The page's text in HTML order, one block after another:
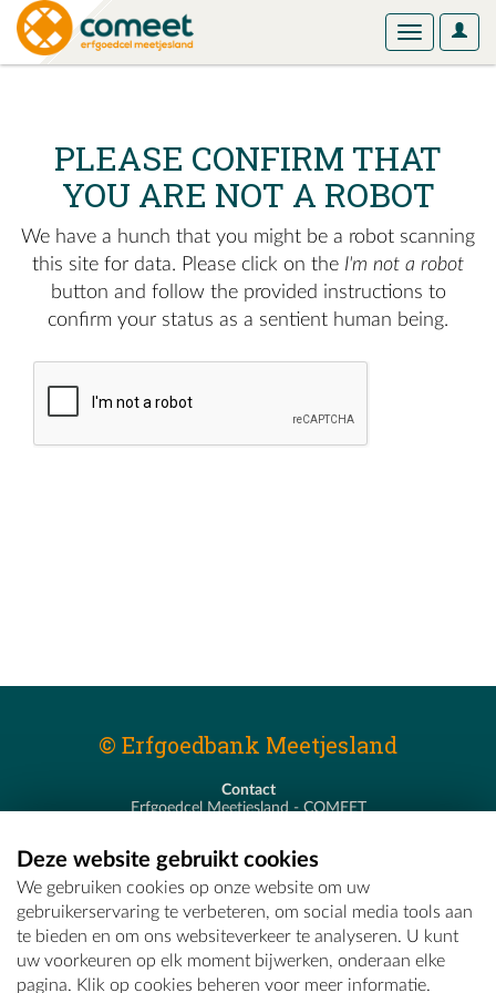
User
Toggle
PLEASE CONFIRM THAT
YOU ARE NOT A ROBOT
We have a hunch that you might be a robot scanning
this site for data. Please click on the I'm not a robot
button and follow the provided instructions to
confirm your status as a sentient human being.
© Erfgoedbank Meetjesland
Contact
Erfgoedcel Meetjesland - COMEET
T - 09 373 75 96
E -erfgoedcel@comeet.be
Deze website gebruikt cookies
We gebruiken cookies op onze website om uw
gebruikerservaring te verbeteren, om social media tools aan
te bieden en om ons websiteverkeer te analyseren. U kunt
uw voorkeuren op elk moment bijwerken, onderaan elke
pagina. Klik op cookies beheren voor meer informatie.